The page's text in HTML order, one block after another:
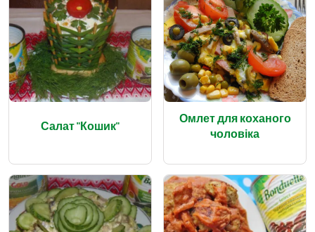
Салат "Кошик"
Омлет для коханого
чоловіка